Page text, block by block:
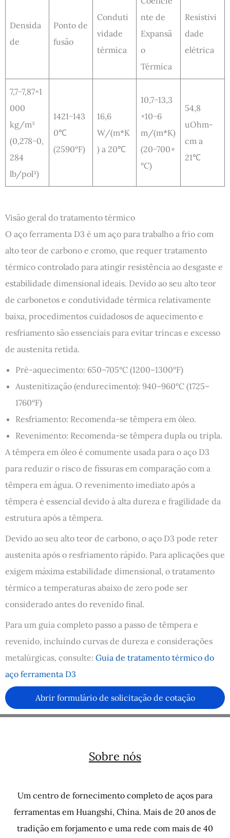
Densida
de
Ponto de
fusão
Conduti
vidade
térmica
nte de
Expansã
o
Térmica
Resistivi
dade
elétrica
7,7−7,87×1
000
kg/m³
(0,278−0,
284
lb/pol³)
1421−143
0℃
(2590°F)
16,6
W/(m*K
) a 20℃
10,7−13,3
×10−6
m/(m*K)
(20−700∘
°C)
54,8
uOhm-
cm a
21℃
Visão geral do tratamento térmico
O aço ferramenta D3 é um aço para trabalho a frio com
alto teor de carbono e cromo, que requer tratamento
térmico controlado para atingir resistência ao desgaste e
estabilidade dimensional ideais. Devido ao seu alto teor
de carbonetos e condutividade térmica relativamente
baixa, procedimentos cuidadosos de aquecimento e
resfriamento são essenciais para evitar trincas e excesso
de austenita retida.
Pré-aquecimento: 650–705°C (1200–1300°F)
Austenitização (endurecimento): 940–960°C (1725–
1760°F)
Resfriamento: Recomenda-se têmpera em óleo.
Revenimento: Recomenda-se têmpera dupla ou tripla.
A têmpera em óleo é comumente usada para o aço D3
para reduzir o risco de fissuras em comparação com a
têmpera em água. O revenimento imediato após a
têmpera é essencial devido à alta dureza e fragilidade da
estrutura após a têmpera.
Devido ao seu alto teor de carbono, o aço D3 pode reter
austenita após o resfriamento rápido. Para aplicações que
exigem máxima estabilidade dimensional, o tratamento
térmico a temperaturas abaixo de zero pode ser
considerado antes do revenido final.
Para um guia completo passo a passo de têmpera e
revenido, incluindo curvas de dureza e considerações
metalúrgicas, consulte: Guia de tratamento térmico do
aço ferramenta D3
Abrir formulário de solicitação de cotação
Sobre nós
Um centro de fornecimento completo de aços para
ferramentas em Huangshi, China. Mais de 20 anos de
tradição em forjamento e uma rede com mais de 40